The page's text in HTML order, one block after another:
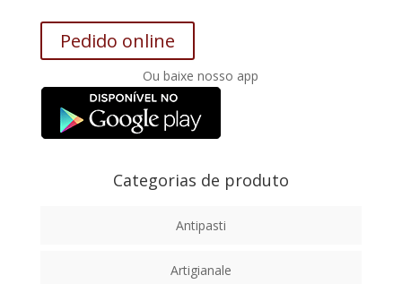
Pedido online
Ou baixe nosso app
Categorias de produto
Antipasti
Artigianale